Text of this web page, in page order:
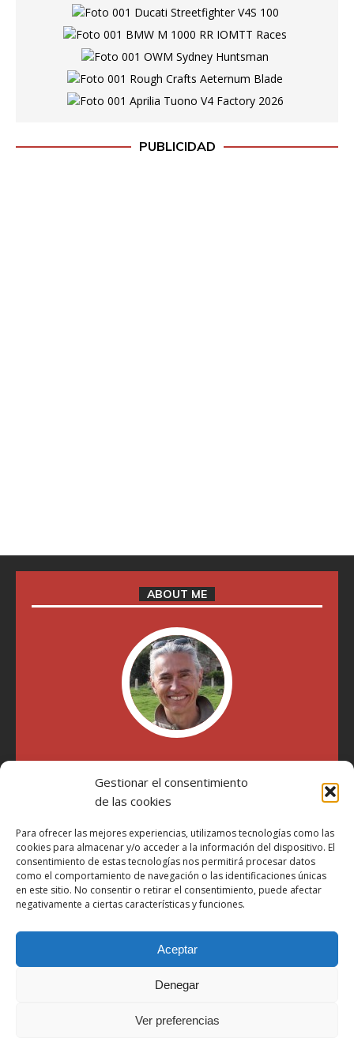
Gestionar el consentimiento
de las cookies
Para ofrecer las mejores experiencias, utilizamos tecnologías como las
cookies para almacenar y/o acceder a la información del dispositivo. El
consentimiento de estas tecnologías nos permitirá procesar datos
como el comportamiento de navegación o las identificaciones únicas
en este sitio. No consentir o retirar el consentimiento, puede afectar
negativamente a ciertas características y funciones.
Aceptar
Denegar
Ver preferencias
PUBLICIDAD
ABOUT ME
"Soy Manel Hospido, nací en Valencia en 1969 y desde el
año 2007 he escrito sobre motos en distintos medios.
Millatrece.com es una apuesta por escribir sobre lo que me
participa"
Aviso Legal
Política de Privacidad
Más Información sobre Cookies